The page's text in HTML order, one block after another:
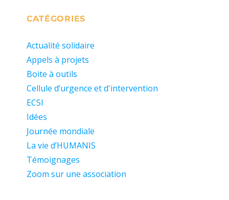
CATÉGORIES
Actualité solidaire
Appels à projets
Boite à outils
Cellule d’urgence et d'intervention
ECSI
Idées
Journée mondiale
La vie d’HUMANIS
Témoignages
Zoom sur une association